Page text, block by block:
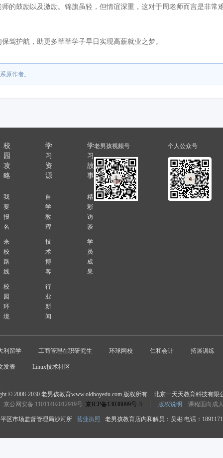
鼓励以及激励。锦旗虽轻，但情谊深重，这对于周老师而言是非常
护航，助更多莘莘学子早日实现高薪就业之梦。
原作者。
校
园
攻
略
我
要
报
名
来
校
路
线
校
园
环
境
学
习
资
源
自
学
教
程
技
术
博
客
行
业
新
闻
学
习
故
事
精
彩
访
谈
学
员
成
果
老男孩视频号 个人公众号
利留学 工商管理在职研究生 环球网校 仁和会计 拓展训练
发表 Linux技术社区
© 2008-2030 老男孩教育www.oldboyedu.com 版权所有
北京一天天教育科技有限
京公网安备 11011402012919号 京ICP备13038099号-3 版权说明 课程面向成
区市场监督管理局沙河所 营业执照 老男孩教育店内和解员：吴彬 电话：